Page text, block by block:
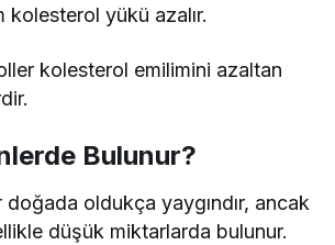
yükü azalır.
kolesterol emilimini azaltan
Bulunur?
oldukça yaygındır, ancak
düşük miktarlarda bulunur.